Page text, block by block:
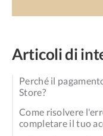
Articoli di
Perché il
Store?
Come risolvere
completare il tuo